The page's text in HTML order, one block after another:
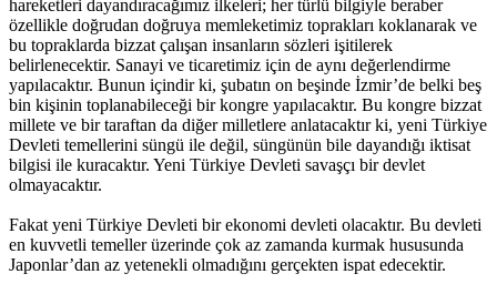
hareketleri dayandıracağımız ilkeleri; her türlü bilgiyle beraber
özellikle doğrudan doğruya memleketimiz toprakları koklanarak ve
bu topraklarda bizzat çalışan insanların sözleri işitilerek
belirlenecektir. Sanayi ve ticaretimiz için de aynı değerlendirme
yapılacaktır. Bunun içindir ki, şubatın on beşinde İzmir’de belki beş
bin kişinin toplanabileceği bir kongre yapılacaktır. Bu kongre bizzat
millete ve bir taraftan da diğer milletlere anlatacaktır ki, yeni Türkiye
Devleti temellerini süngü ile değil, süngünün bile dayandığı iktisat
bilgisi ile kuracaktır. Yeni Türkiye Devleti savaşçı bir devlet
olmayacaktır.
Fakat yeni Türkiye Devleti bir ekonomi devleti olacaktır. Bu devleti
en kuvvetli temeller üzerinde çok az zamanda kurmak hususunda
Japonlar’dan az yetenekli olmadığını gerçekten ispat edecektir.